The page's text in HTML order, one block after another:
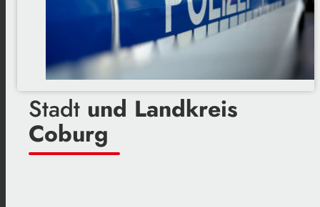
Stadt und Landkreis
Coburg